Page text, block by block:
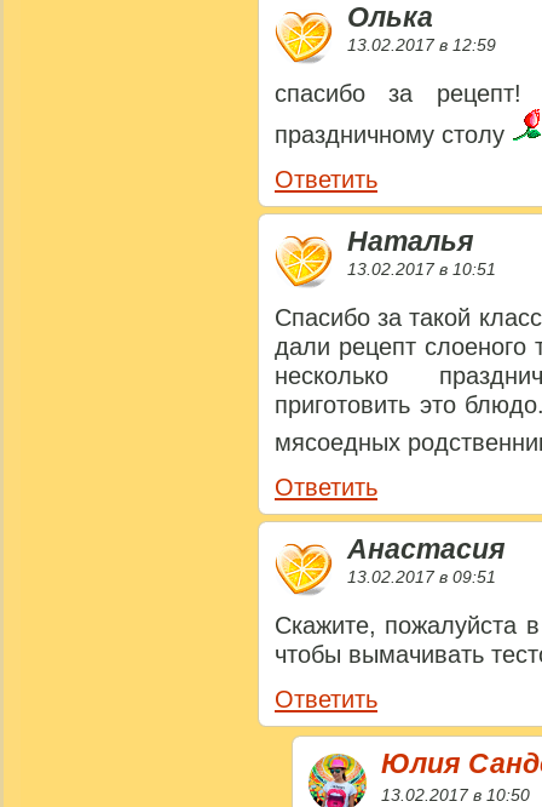
Олька
13.02.2017 в 12:59
спасибо за рецепт!
праздничному столу
Ответить
Наталья
13.02.2017 в 10:51
Спасибо за такой
дали рецепт слоеного
несколько
приготовить это
мясоедных
Ответить
Анастасия
13.02.2017 в 09:51
Скажите, пожалуйста
чтобы вымачивать
Ответить
Юлия
13.02.2017 в 10:50